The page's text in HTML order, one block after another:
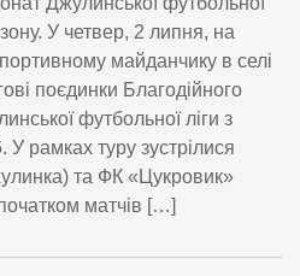
У четвер, 2 липня, на
майданчику в селі
поєдинки Благодійного
футбольної ліги з
У рамках туру зустрілися
та ФК «Цукровик»
матчів […]